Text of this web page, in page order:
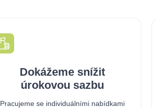
Dokážeme snížit
úrokovou sazbu
Pracujeme se individuálními nabídkami